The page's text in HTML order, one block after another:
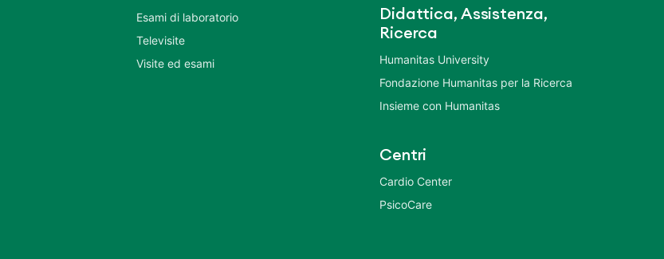
Esami di laboratorio
Televisite
Visite ed esami
Didattica, Assistenza,
Ricerca
Humanitas University
Fondazione Humanitas per la Ricerca
Insieme con Humanitas
Centri
Cardio Center
PsicoCare